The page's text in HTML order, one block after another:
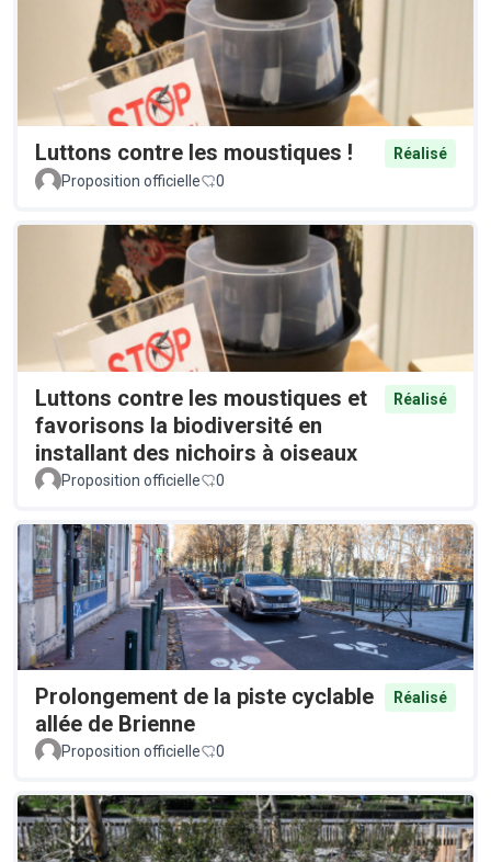
Luttons contre les moustiques !
Réalisé
Proposition officielle
0
Luttons contre les moustiques et
favorisons la biodiversité en
installant des nichoirs à oiseaux
Réalisé
Proposition officielle 0
Prolongement de la piste cyclable
allée de Brienne
Réalisé
Proposition officielle 0